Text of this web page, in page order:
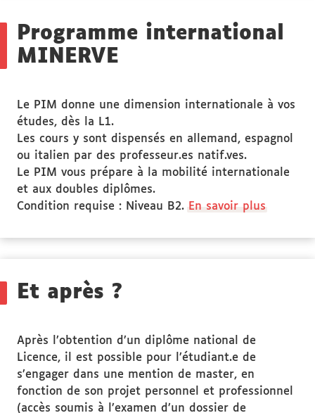
Programme international
MINERVE
Le PIM donne une dimension internationale à vos
études, dès la L1.
Les cours y sont dispensés en allemand, espagnol
ou italien par des professeur.es natif.ves.
Le PIM vous prépare à la mobilité internationale
et aux doubles diplômes.
Condition requise : Niveau B2. En savoir plus
Et après ?
Après l’obtention d’un diplôme national de
Licence, il est possible pour l’étudiant.e de
s’engager dans une mention de master, en
fonction de son projet personnel et professionnel
(accès soumis à l’examen d’un dossier de